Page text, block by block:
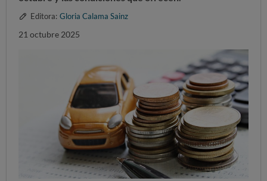
Editora: Gloria Calama Sainz
21 octubre 2025